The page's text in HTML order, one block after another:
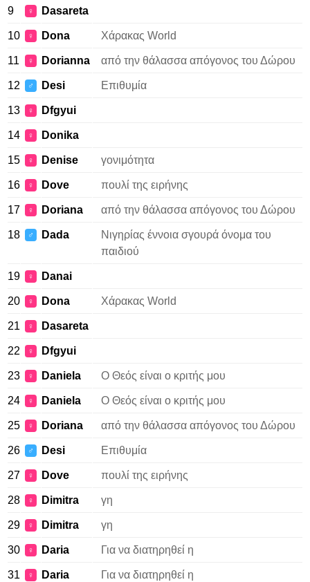
9 ♀ Dasareta
10 ♀ Dona Χάρακας World
11 ♀ Dorianna από την θάλασσα απόγονος του Δώρου
12 ♂ Desi Επιθυμία
13 ♀ Dfgyui
14 ♀ Donika
15 ♀ Denise γονιμότητα
16 ♀ Dove πουλί της ειρήνης
17 ♀ Doriana από την θάλασσα απόγονος του Δώρου
18 ♂ Dada
Νιγηρίας έννοια σγουρά όνομα του
παιδιού
19 ♀ Danai
20 ♀ Dona Χάρακας World
21 ♀ Dasareta
22 ♀ Dfgyui
23 ♀ Daniela Ο Θεός είναι ο κριτής μου
24 ♀ Daniela Ο Θεός είναι ο κριτής μου
25 ♀ Doriana από την θάλασσα απόγονος του Δώρου
26 ♂ Desi Επιθυμία
27 ♀ Dove πουλί της ειρήνης
28 ♀ Dimitra γη
29 ♀ Dimitra γη
30 ♀ Daria Για να διατηρηθεί η
31 ♀ Daria Για να διατηρηθεί η